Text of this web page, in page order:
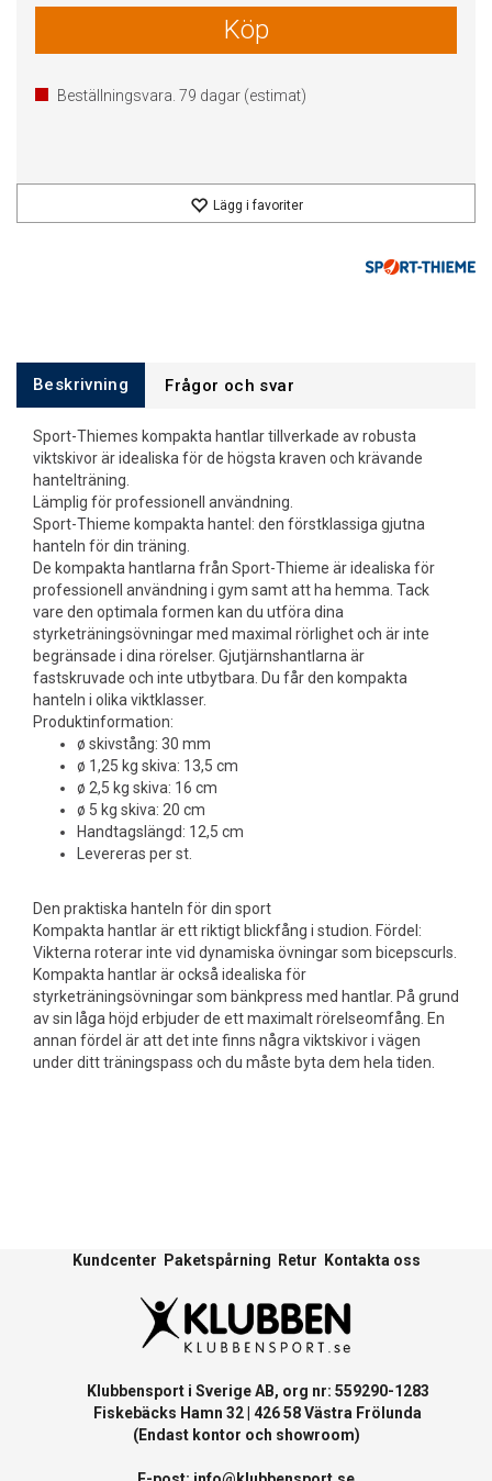
Köp
Beställningsvara. 79 dagar (estimat)
Lägg i favoriter
Beskrivning Frågor och svar
Sport-Thiemes kompakta hantlar tillverkade av robusta
viktskivor är idealiska för de högsta kraven och krävande
hantelträning.
Lämplig för professionell användning.
Sport-Thieme kompakta hantel: den förstklassiga gjutna
hanteln för din träning.
De kompakta hantlarna från Sport-Thieme är idealiska för
professionell användning i gym samt att ha hemma. Tack
vare den optimala formen kan du utföra dina
styrketräningsövningar med maximal rörlighet och är inte
begränsade i dina rörelser. Gjutjärnshantlarna är
fastskruvade och inte utbytbara. Du får den kompakta
hanteln i olika viktklasser.
Produktinformation:
ø skivstång: 30 mm
ø 1,25 kg skiva: 13,5 cm
ø 2,5 kg skiva: 16 cm
ø 5 kg skiva: 20 cm
Handtagslängd: 12,5 cm
Levereras per st.
Den praktiska hanteln för din sport
Kompakta hantlar är ett riktigt blickfång i studion. Fördel:
Vikterna roterar inte vid dynamiska övningar som bicepscurls.
Kompakta hantlar är också idealiska för
styrketräningsövningar som bänkpress med hantlar. På grund
av sin låga höjd erbjuder de ett maximalt rörelseomfång. En
annan fördel är att det inte finns några viktskivor i vägen
under ditt träningspass och du måste byta dem hela tiden.
Kundcenter Paketspårning Retur Kontakta oss
Klubbensport i Sverige AB, org nr: 559290-1283
Fiskebäcks Hamn 32 | 426 58 Västra Frölunda
(Endast kontor och showroom)